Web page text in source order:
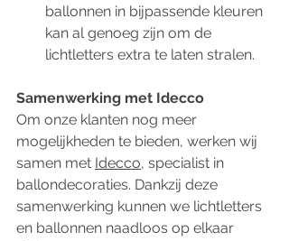
ballonnen in bijpassende kleuren
kan al genoeg zijn om de
lichtletters extra te laten stralen.
Samenwerking met Idecco
Om onze klanten nog meer
mogelijkheden te bieden, werken wij
samen met Idecco, specialist in
ballondecoraties. Dankzij deze
samenwerking kunnen we lichtletters
en ballonnen naadloos op elkaar